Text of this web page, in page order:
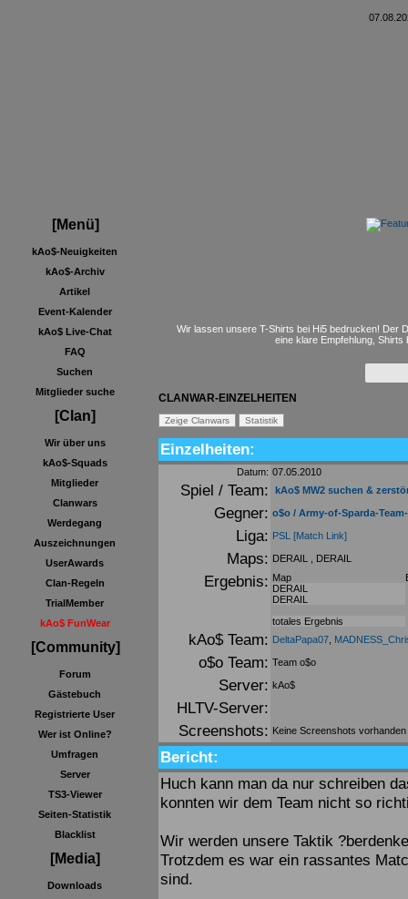
[Menü]
kAo$-Neuigkeiten
kAo$-Archiv
Artikel
Event-Kalender
kAo$ Live-Chat
FAQ
Suchen
Mitglieder suche
[Clan]
Wir über uns
kAo$-Squads
Mitglieder
Clanwars
Werdegang
Auszeichnungen
UserAwards
Clan-Regeln
TrialMember
kAo$ FunWear
[Community]
Forum
Gästebuch
Registrierte User
Wer ist Online?
Umfragen
Server
TS3-Viewer
Seiten-Statistik
Blacklist
[Media]
Downloads
Wir lassen unsere T-Shirts bei Hi5 bedrucken! Der
eine klare Empfehlung,
CLANWAR-EINZELHEITEN
Einzelheiten:
Datum: 07.05.2010
Spiel / Team: kAo$ MW2 suchen &
Gegner: o$o / Army-of-Sparda-
Liga: PSL [Match Link]
Maps: DERAIL , DERAIL
Ergebnis: Map
DERAIL
DERAIL
totales Ergebnis
kAo$ Team: DeltaPapa07
o$o Team: Team o$o
Server: kAo$
HLTV-Server:
Screenshots: Keine Screenshots vorhanden
Bericht:
Huch kann man da nur schreiben
konnten wir dem Team nicht so
Wir werden unsere Taktik
Trotzdem es war ein rassantes
sind.